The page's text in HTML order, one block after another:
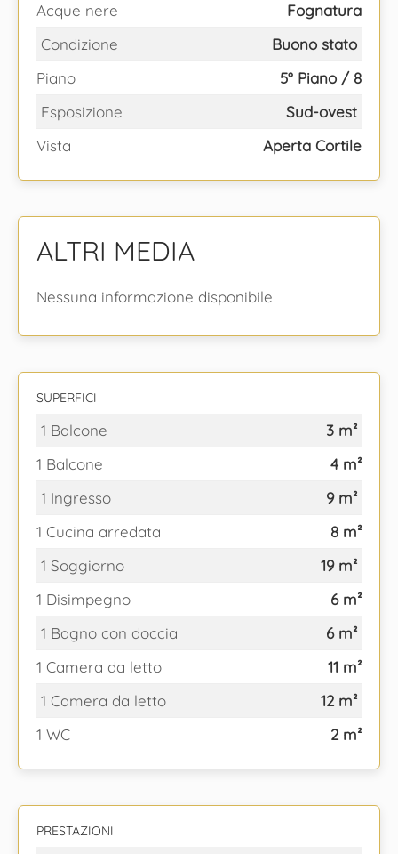
Acque nere
Fognatura
Condizione
Buono stato
Piano
5° Piano / 8
Esposizione
Sud-ovest
Vista
Aperta Cortile
ALTRI MEDIA
Nessuna informazione disponibile
SUPERFICI
1 Balcone
3 m²
1 Balcone
4 m²
1 Ingresso
9 m²
1 Cucina arredata
8 m²
1 Soggiorno
19 m²
1 Disimpegno
6 m²
1 Bagno con doccia
6 m²
1 Camera da letto
11 m²
1 Camera da letto
12 m²
1 WC
2 m²
PRESTAZIONI